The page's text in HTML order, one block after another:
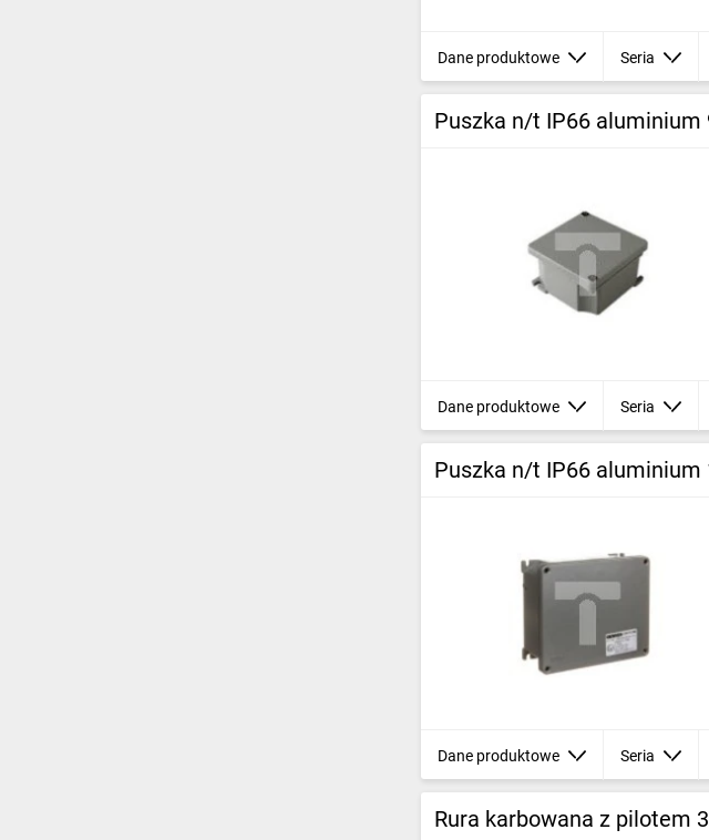
Dane produktowe Seria
Puszka n/t IP66 aluminium
Dane produktowe Seria
Puszka n/t IP66 aluminium
Dane produktowe Seria
Rura karbowana z pilotem